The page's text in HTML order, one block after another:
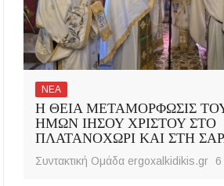
ΝΕΑ
Η ΘΕΙΑ ΜΕΤΑΜΟΡΦΩΣΙΣ
ΗΜΩΝ ΙΗΣΟΥ ΧΡΙΣΤΟΥ ΣΤΟ
ΠΛΑΤΑΝΟΧΩΡΙ ΚΑΙ ΣΤΗ
Συντακτική Ομάδα ergoxalkidikis.gr